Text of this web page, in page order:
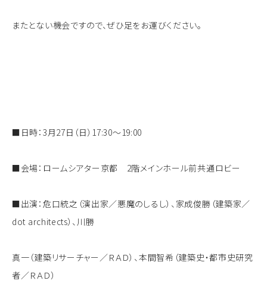
またとない機会ですので、ぜひ足をお運びください。
■日時：3月27日（日）17:30～19:00
■会場：ロームシアター京都 2階メインホール前共通ロビー
■出演：危口統之（演出家／悪魔のしるし）、家成俊勝（建築家／
dot architects）、川勝
真一（建築リサーチャー／ＲＡＤ）、本間智希（建築史・都市史研究
者／ＲＡＤ）